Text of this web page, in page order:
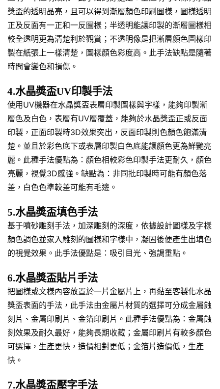
獎盃的透明晶亮，且可以得到漸層顏色印刷圖樣，圖樣透明
正及反面有一正和一反圖樣；半透明能讓印製的漸層圖樣相
較全透明更為清楚利於觀賞；不透明像是把漸層顏色圖樣印
製在紙張上一樣清楚，圖樣顏色彩度高。此手法缺點是隨著
時間會變色和損傷。
4.水晶獎盃UV印製手法
使用UV機器在水晶獎盃表層印製圖樣與字樣，能夠印製漸
層色及白色，表層有UV層覆蓋，能夠於水晶獎盃正或反面
印製，正面印製時3D效果突出，反面印製則色顏色飽滿清
楚。並且於彩色底下或表層印製白色底能讓顏色更為鮮艷亮
麗。此種手法優點為：顏色相較彩色印製手法更耐久，顏色
亮麗，視覺3D感強。缺點為：非同批印製時可能有顏色落
差，白色色準較差可能有毛邊。
5.水晶獎盃填色手法
基于噴砂雕刻手法，加深雕刻的深度，依據設計圖樣及字樣
顏色調色並家入雕刻的圖樣和字樣中，凝固後便產生出填色
的視覺效果。此手法優點是：吸引目光、強調重點。
6.水晶獎盃貼片手法
把圖樣或文樣內容放置於一片金屬片上，再黏至客製化水晶
獎盃表面的手法，此手法由金屬片材質的選擇可分成金屬蝕
刻片、金屬印刷片、金箔印刷片。此種手法優點為：金屬蝕
刻效果及耐久最好，能夠長期收藏；金屬印刷片有較多顏色
可選擇，生產更快，造價相對更低；金箔片造價低，生產
快。
7.水晶獎盃壓字手法